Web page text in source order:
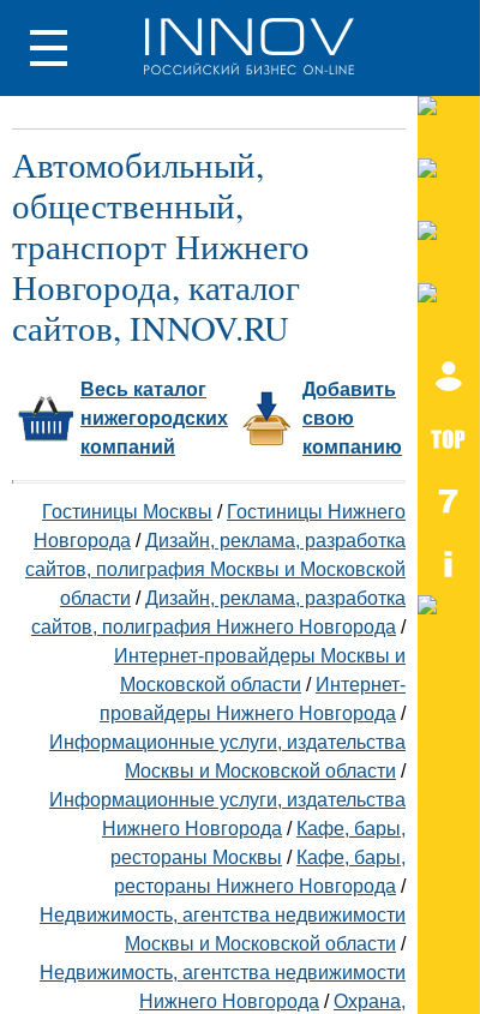
Автомобильный,
общественный,
транспорт Нижнего
Новгорода, каталог
сайтов, INNOV.RU
Весь каталог
нижегородских
компаний
Добавить
свою
компанию
Гостиницы Москвы / Гостиницы Нижнего
Новгорода /Дизайн, реклама, разработка
сайтов, полиграфия Москвы и Московской
области /Дизайн, реклама, разработка
сайтов, полиграфия Нижнего Новгорода /
Интернет-провайдеры Москвы и
Московской области / Интернет-
провайдеры Нижнего Новгорода /
Информационные услуги, издательства
Москвы и Московской области /
Информационные услуги, издательства
Нижнего Новгорода / Кафе, бары,
рестораны Москвы / Кафе, бары,
рестораны Нижнего Новгорода /
Недвижимость, агентства недвижимости
Москвы и Московской области /
Недвижимость, агентства недвижимости
Нижнего Новгорода /Охрана,